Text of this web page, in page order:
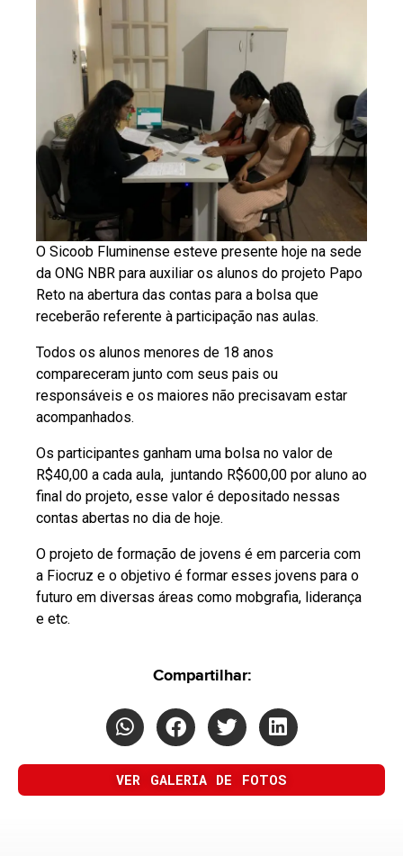
O Sicoob Fluminense esteve presente hoje na sede
da ONG NBR para auxiliar os alunos do projeto Papo
Reto na abertura das contas para a bolsa que
receberão referente à participação nas aulas.
Todos os alunos menores de 18 anos
compareceram junto com seus pais ou
responsáveis e os maiores não precisavam estar
acompanhados.
Os participantes ganham uma bolsa no valor de
R$40,00 a cada aula, juntando R$600,00 por aluno ao
final do projeto, esse valor é depositado nessas
contas abertas no dia de hoje.
O projeto de formação de jovens é em parceria com
a Fiocruz e o objetivo é formar esses jovens para o
futuro em diversas áreas como mobgrafia, liderança
e etc.
Compartilhar:
VER GALERIA DE FOTOS